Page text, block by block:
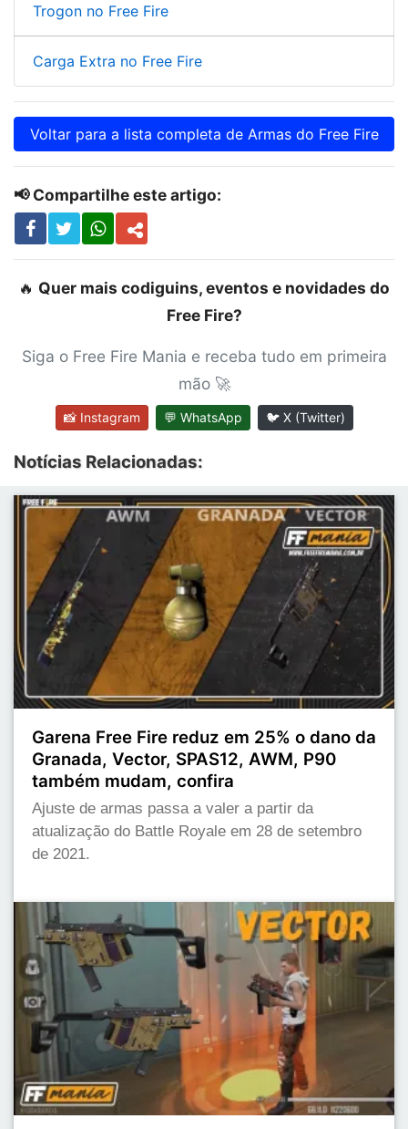
Trogon no Free Fire
Carga Extra no Free Fire
Voltar para a lista completa de Armas do Free Fire
📢 Compartilhe este artigo:
🔥 Quer mais codiguins, eventos e novidades do
Free Fire?
Siga o Free Fire Mania e receba tudo em primeira
mão 🚀
📸 Instagram 💬 WhatsApp 🐦 X (Twitter)
Notícias Relacionadas:
Garena Free Fire reduz em 25% o dano da
Granada, Vector, SPAS12, AWM, P90
também mudam, confira
Ajuste de armas passa a valer a partir da
atualização do Battle Royale em 28 de setembro
de 2021.